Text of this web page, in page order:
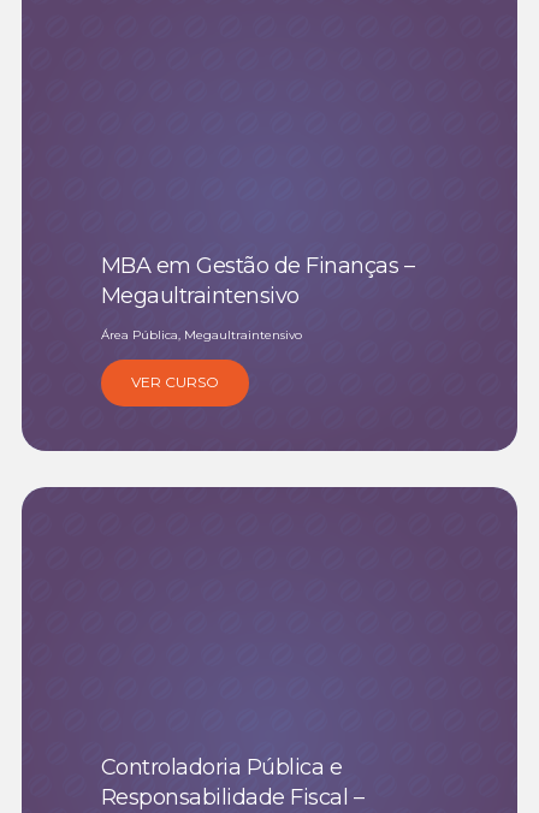
MBA em Gestão de Finanças –
Megaultraintensivo
Área Pública, Megaultraintensivo
VER CURSO
Controladoria Pública e
Responsabilidade Fiscal –